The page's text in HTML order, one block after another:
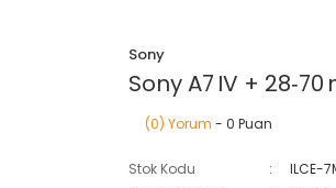
Sony
Sony A7 IV +
(0) Yorum - 0 Puan
Stok Kodu
ILCE-